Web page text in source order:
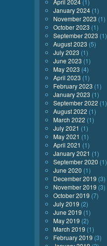
April 2024 (1)
January 2024 (1)
November 2023 (1)
October 2023 (1)
September 2023 (1)
August 2023 (5)
July 2023 (1)
June 2023 (1)
May 2023 (4)
April 2023 (1)
February 2023 (1)
January 2023 (1)
September 2022 (1)
August 2022 (1)
March 2022 (1)
July 2021 (1)
May 2021 (1)
April 2021 (1)
January 2021 (1)
September 2020 (1)
June 2020 (1)
December 2019 (3)
November 2019 (3)
October 2019 (7)
July 2019 (2)
June 2019 (1)
May 2019 (2)
March 2019 (1)
February 2019 (3)